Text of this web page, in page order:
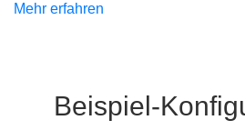
Mehr erfahren
Beispiel-